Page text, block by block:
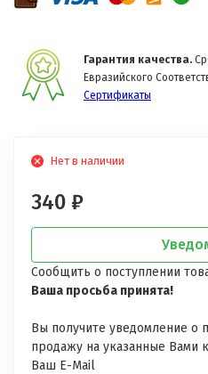
Гарантия качества.
Евразийского
Сертификаты
Нет в наличии
340 ₽
Сообщить о поступлении
Ваша просьба принята!
Вы получите уведомление о
продажу на указанные Вами
Ваш E-Mail